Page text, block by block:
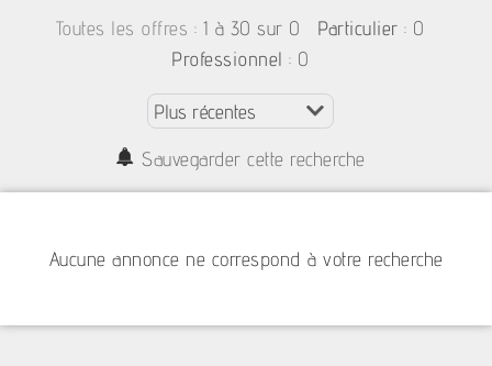
Toutes les offres : 1 à 30 sur 0 Particulier : 0
Professionnel : 0
Sauvegarder cette recherche
Aucune annonce ne correspond à votre recherche